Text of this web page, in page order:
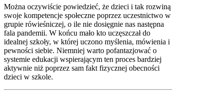
Można oczywiście powiedzieć, że dzieci i tak rozwiną
swoje kompetencje społeczne poprzez uczestnictwo w
grupie rówieśniczej, o ile nie dosięgnie nas następna
fala pandemii. W końcu mało kto uczęszczał do
idealnej szkoły, w której uczono myślenia, mówienia i
pewności siebie. Niemniej warto pofantazjować o
systemie edukacji wspierającym ten proces bardziej
aktywnie niż poprzez sam fakt fizycznej obecności
dzieci w szkole.